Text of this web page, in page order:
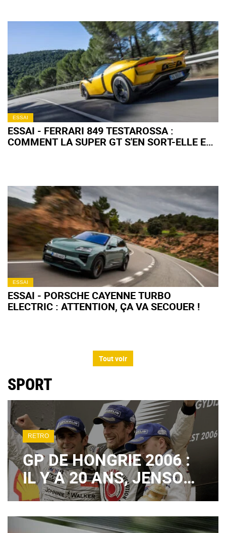
ESSAI
ESSAI - FERRARI 849 TESTAROSSA :
COMMENT LA SUPER GT S'EN SORT-ELLE EN
ESSAI
ESSAI - PORSCHE CAYENNE TURBO
ELECTRIC : ATTENTION, ÇA VA SECOUER !
Tout voir
SPORT
RETRO
GP DE HONGRIE 2006 :
IL Y A 20 ANS, JENSON
BUTTON SIGNAIT UN
1ER SUCCÈS EN F1